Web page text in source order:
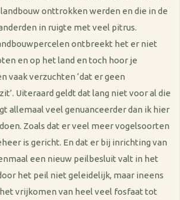
onttrokken werden en die in de
in ruigte met veel pitrus.
ontbreekt het er niet
en op het land en toch hoor je
vaak verzuchten ‘dat er geen
Uiteraard geldt dat lang niet voor al die
allemaal veel genuanceerder dan ik hier
Zoals dat er veel meer vogelsoorten
is gericht. En dat er bij inrichting van
een nieuw peilbesluit valt in het
het peil niet geleidelijk, maar ineens
vrijkomen van heel veel fosfaat tot